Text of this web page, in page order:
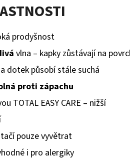
prodyšnost
vlna – kapky zůstávají na
dotek působí stále suchá
proti zápachu
TOTAL EASY CARE – nižší
pouze vyvětrat
i pro alergiky